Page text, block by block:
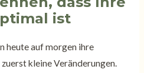
ist
heute auf morgen ihre
kleine Veränderungen.